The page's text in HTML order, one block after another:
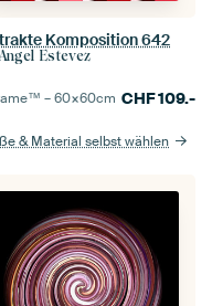
Komposition 642
Estevez
–60×60cm CHF109.-
& Material selbst wählen